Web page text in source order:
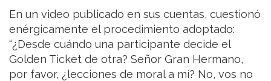
En un video publicado en sus cuentas, cuestionó
enérgicamente el procedimiento adoptado:
“¿Desde cuándo una participante decide el
Golden Ticket de otra? Señor Gran Hermano,
por favor, ¿lecciones de moral a mí? No, vos no